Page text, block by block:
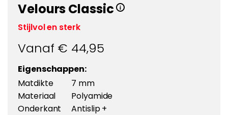
Velours Classic
Stijlvol en sterk
Vanaf € 44,95
Eigenschappen:
Matdikte
7 mm
Materiaal
Polyamide
Onderkant
Antislip +